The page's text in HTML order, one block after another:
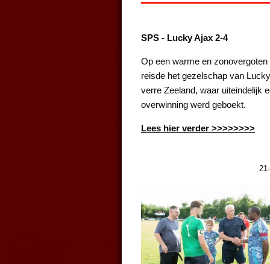
SPS - Lucky Ajax 2-4
Op een warme en
reisde het gezelschap van
verre Zeeland, waar uiteindelijk
overwinning werd geboekt.
Lees hier verder >>>>>>>>